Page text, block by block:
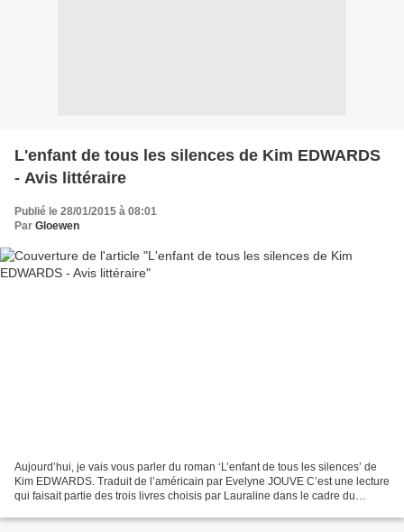
L'enfant de tous les silences de Kim EDWARDS
- Avis littéraire
Publié le 28/01/2015 à 08:01
Par Gloewen
Aujourd’hui, je vais vous parler du roman ‘L’enfant de tous les silences’ de
Kim EDWARDS. Traduit de l’américain par Evelyne JOUVE C’est une lecture
qui faisait partie des trois livres choisis par Lauraline dans le cadre du